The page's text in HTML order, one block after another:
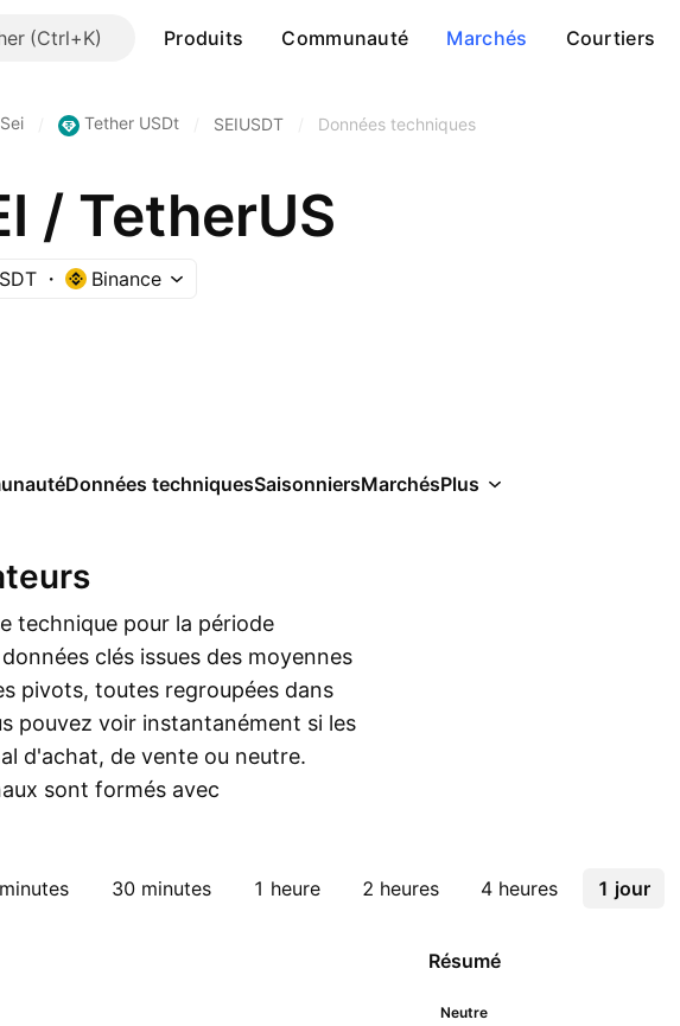
Produits Communauté Marchés Courtiers
Sei Tether USDt SEIUSDT Données techniques
/ TetherUS
Binance
Données techniquesSaisonniersMarchésPlus
technique pour la période
clés issues des moyennes
pivots, toutes regroupées dans
pouvez voir instantanément si les
d'achat, de vente ou neutre.
sont formés avec
30 minutes 1 heure 2 heures 4 heures 1 jour
Résumé
Neutre